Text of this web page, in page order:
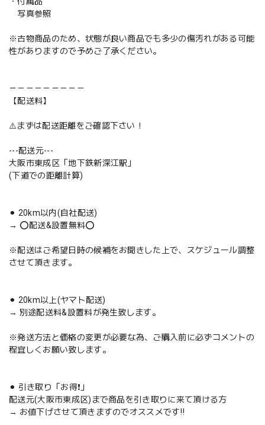
写真参照
※古物商品のため、状態が良い商品でも多少の傷汚れがある可能
性がありますので予めご了承ください。
－－－－－－－－－
【配送料】
⚠️まずは配送距離をご確認下さい！
---配送元---
大阪市東成区「地下鉄新深江駅」
(下道での距離計算)
⚫︎ 20km以内(自社配送)
→ ⭕️配送&設置無料⭕️
※配送はご希望日時の候補をお聞きした上で、スケジュール調整
させて頂きます。
⚫︎ 20km以上(ヤマト配送)
→ 別途配送料&設置料が発生致します。
※発送方法と価格の変更が必要な為、ご購入前に必ずコメントの
程宜しくお願い致します。
⚫︎ 引き取り「お得❗️」
配送元(大阪市東成区)まで商品を引き取りに来て頂ける方
→ お値下げさせて頂きますのでオススメです‼️